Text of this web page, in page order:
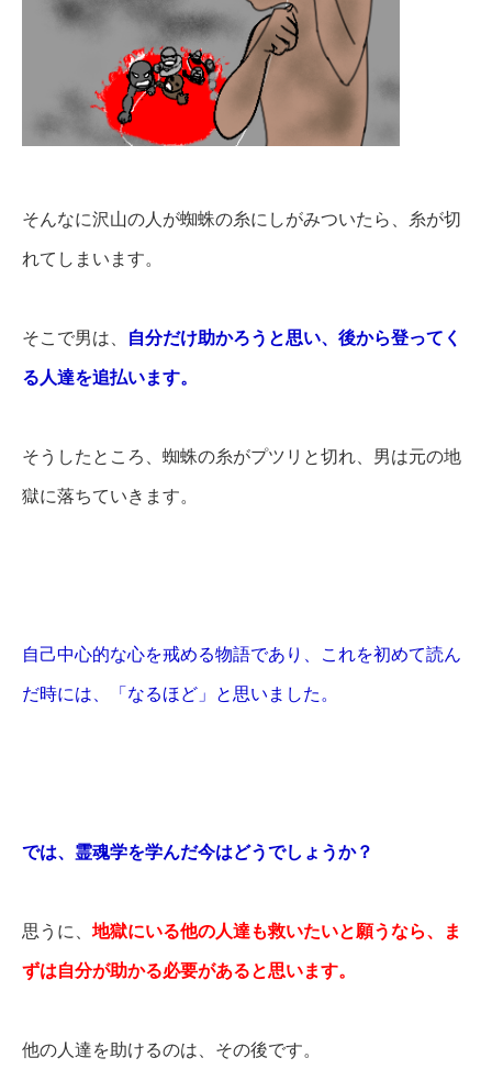
そんなに沢山の人が蜘蛛の糸にしがみついたら、糸が切
れてしまいます。
そこで男は、 自分だけ助かろうと思い、後から登ってく
る人達を追払います。
そうしたところ、蜘蛛の糸がプツリと切れ、男は元の地
獄に落ちていきます。
自己中心的な心を戒める物語であり、これを初めて読ん
だ時には、「なるほど」と思いました。
では、霊魂学を学んだ今はどうでしょうか？
思うに、 地獄にいる他の人達も救いたいと願うなら、ま
ずは自分が助かる必要があると思います。
他の人達を助けるのは、その後です。